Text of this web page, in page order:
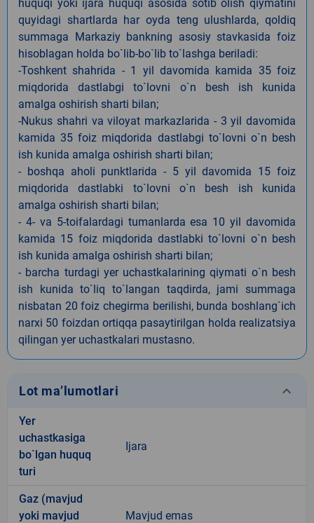
huquqi yoki ijara huquqi asosida sotib olish qiymatini
quyidagi shartlarda har oyda teng ulushlarda, qoldiq
summaga Markaziy bankning asosiy stavkasida foiz
hisoblagan holda bo`lib-bo`lib to`lashga beriladi:
-Toshkent shahrida - 1 yil davomida kamida 35 foiz
miqdorida dastlabgi to`lovni o`n besh ish kunida
amalga oshirish sharti bilan;
-Nukus shahri va viloyat markazlarida - 3 yil davomida
kamida 35 foiz miqdorida dastlabgi to`lovni o`n besh
ish kunida amalga oshirish sharti bilan;
- boshqa aholi punktlarida - 5 yil davomida 15 foiz
miqdorida dastlabki to`lovni o`n besh ish kunida
amalga oshirish sharti bilan;
- 4- va 5-toifalardagi tumanlarda esa 10 yil davomida
kamida 15 foiz miqdorida dastlabki to`lovni o`n besh
ish kunida amalga oshirish sharti bilan;
- barcha turdagi yer uchastkalarining qiymati o`n besh
ish kunida to`liq to`langan taqdirda, jami summaga
nisbatan 20 foiz chegirma berilishi, bunda boshlang`ich
narxi 50 foizdan ortiqqa pasaytirilgan holda realizatsiya
qilingan yer uchastkalari mustasno.
Lot ma’lumotlari keyboard_arrow_down
Yer
uchastkasiga
bo`lgan huquq
turi
Ijara
Gaz (mavjud
yoki mavjud
Mavjud emas